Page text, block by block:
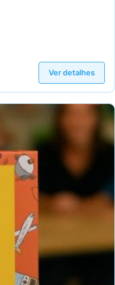
Ver detalhes